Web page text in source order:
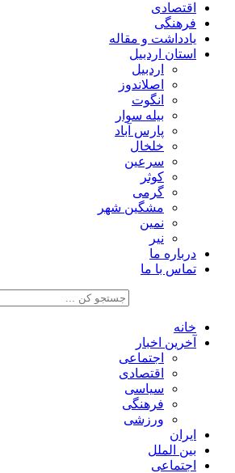
اقتصادی
فرهنگی
یادداشت و مقاله
استان اردبیل
اردبیل
اصلاندوز
انگوت
بیله سوار
پارس آباد
خلخال
سرعین
کوثر
گرمی
مشگین شهر
نمین
نیر
درباره ما
تماس با ما
خانه
آخرین اخبار
اجتماعی
اقتصادی
سیاسی
فرهنگی
ورزشی
ایران
بین الملل
اجتماعی